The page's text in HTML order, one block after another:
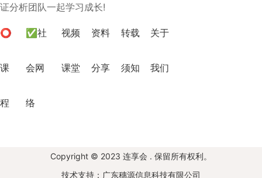
证分析团队一起学习成长!
⭕
课
程
✅社
会网
络
视频
课堂
资料
分享
转载
须知
关于
我们
Copyright © 2023 连享会 . 保留所有权利。
技术支持：广东穗源信息科技有限公司